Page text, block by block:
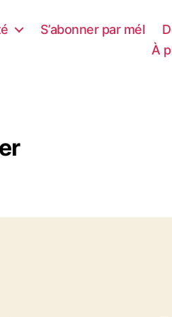
S’abonner par mél
À